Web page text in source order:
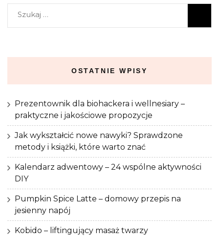
Szukaj:
OSTATNIE WPISY
Prezentownik dla biohackera i wellnesiary –
praktyczne i jakościowe propozycje
Jak wykształcić nowe nawyki? Sprawdzone
metody i książki, które warto znać
Kalendarz adwentowy – 24 wspólne aktywności
DIY
Pumpkin Spice Latte – domowy przepis na
jesienny napój
Kobido – liftingujący masaż twarzy